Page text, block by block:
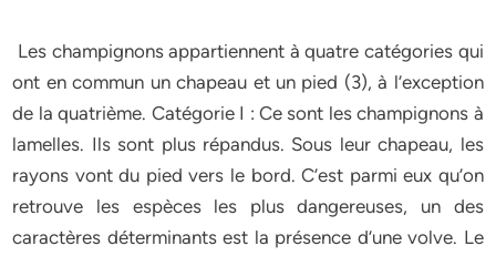
Les champignons appartiennent à quatre catégories qui
ont en commun un chapeau et un pied (3), à l’exception
de la quatrième. Catégorie I : Ce sont les champignons à
lamelles. Ils sont plus répandus. Sous leur chapeau, les
rayons vont du pied vers le bord. C’est parmi eux qu’on
retrouve les espèces les plus dangereuses, un des
caractères déterminants est la présence d’une volve. Le